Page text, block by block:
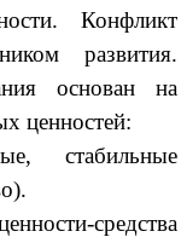
Конфликт
развития.
основан на
ценностей:
стабильные
средства